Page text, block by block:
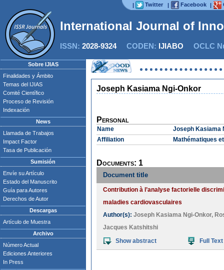
| Twitter | Facebook |
International Journal of
ISSN: 2028-9324CODEN: IJIABO OCLC
Sobre IJIAS
Finalidades y Ámbito
Temas del IJIAS
Comité Científico
Proceso de Revisión
Indexación
News
Llamada de Trabajos
Impact Factor
Tasa de Publicación
Sumisión
Envíe su Artículo
Estado del Manuscrito
Guía para Autores
Derechos de Autor
Descargas
Artículo de Muestra
Archivo
Número Actual
Ediciones Anteriores
In Press
Joseph Kasiama Ngi-Onkor
Personal
Name
Joseph Kasiama
Affiliation
Mathématiques
Documents: 1
Document title
Contribution à l’analyse factorielle
maladies cardiovasculaires
Author(s): Joseph Kasiama Ngi-Onkor,
Jacques Katshitshi
Show abstract
Full Text